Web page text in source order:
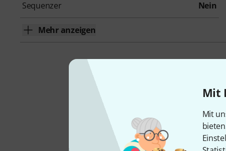
Mit
Mit
Sequenzer Nein
Mehr anzeigen